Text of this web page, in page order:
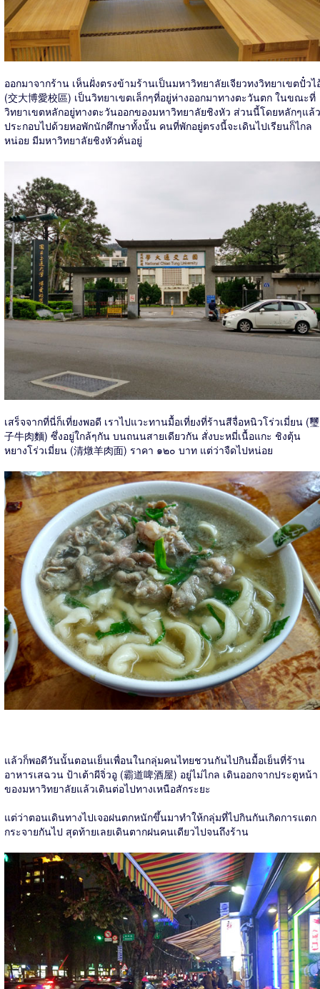
ออกมาจากร้าน เห็นฝั่งตรงข้ามร้านเป็นมหาวิทยาลัยเจียวทงวิทยาเขตปั๋วไ
(交大博愛校區) เป็นวิทยาเขตเล็กๆที่อยู่ห่างออกมาทางตะวันตก ในขณะที่
วิทยาเขตหลักอยู่ทางตะวันออกของมหาวิทยาลัยชิงหัว ส่วนนี้โดยหลักๆแล้ว
ประกอบไปด้วยหอพักนักศึกษาทั้งนั้น คนที่พักอยู่ตรงนี้จะเดินไปเรียนก็ไกล
หน่อย มีมหาวิทยาลัยชิงหัวคั่นอยู่
เสร็จจากที่นี่ก็เที่ยงพอดี เราไปแวะทานมื้อเที่ยงที่ร้านสีจื่อหนิวโร่วเมี่ยน (璽
子牛肉麵) ซึ่งอยู่ใกล้ๆกัน บนถนนสายเดียวกัน สั่งบะหมี่เนื้อแกะ ชิงตุ้น
หยางโร่วเมี่ยน (清燉羊肉面) ราคา ๑๒๐ บาท แต่ว่าจืดไปหน่อย
แล้วก็พอดีวันนั้นตอนเย็นเพื่อนในกลุ่มคนไทยชวนกันไปกินมื้อเย็นที่ร้าน
อาหารเสฉวน ป้าเต้าผีจิ่วอู (霸道啤酒屋) อยู่ไม่ไกล เดินออกจากประตูหน้า
ของมหาวิทยาลัยแล้วเดินต่อไปทางเหนือสักระยะ
แต่ว่าตอนเดินทางไปเจอฝนตกหนักขึ้นมาทำให้กลุ่มที่ไปกินกันเกิดการแตก
กระจายกันไป สุดท้ายเลยเดินตากฝนคนเดียวไปจนถึงร้าน